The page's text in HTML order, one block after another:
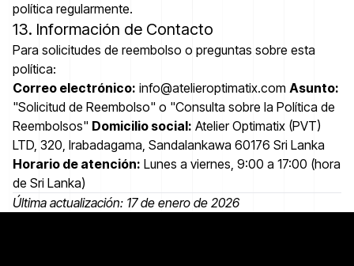
política regularmente.
13. Información de Contacto
Para solicitudes de reembolso o preguntas sobre esta
política:
Correo electrónico: info@atelieroptimatix.com Asunto:
"Solicitud de Reembolso" o "Consulta sobre la Política de
Reembolsos" Domicilio social: Atelier Optimatix (PVT)
LTD, 320, Irabadagama, Sandalankawa 60176 Sri Lanka
Horario de atención: Lunes a viernes, 9:00 a 17:00 (hora
de Sri Lanka)
Última actualización: 17 de enero de 2026